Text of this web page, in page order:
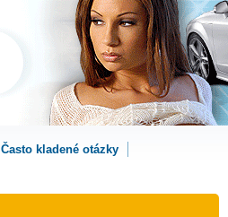
Často kladené otázky